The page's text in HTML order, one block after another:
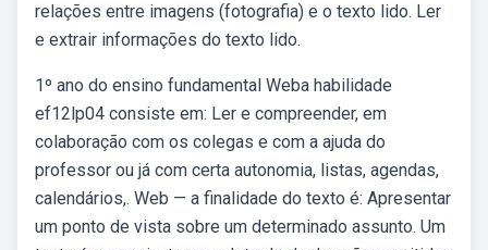
relações entre imagens (fotografia) e o texto lido. Ler
e extrair informações do texto lido.
1º ano do ensino fundamental Weba habilidade
ef12lp04 consiste em: Ler e compreender, em
colaboração com os colegas e com a ajuda do
professor ou já com certa autonomia, listas, agendas,
calendários,. Web — a finalidade do texto é: Apresentar
um ponto de vista sobre um determinado assunto. Um